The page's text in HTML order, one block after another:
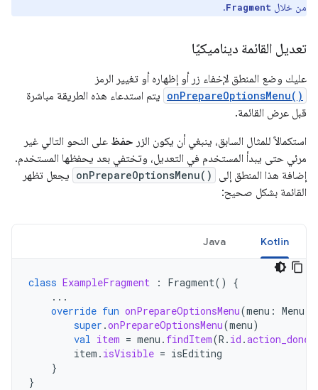
من خلال Fragment
.
تعديل القائمة ديناميكيًا
عليك وضع المنطق لإخفاء زر أو إظهاره أو تغيير الرمز
onPrepareOptionsMenu() يتم استدعاء هذه الطريقة مباشرة
قبل عرض القائمة.
استكمالاً للمثال السابق، ينبغي أن يكون الزر حفظ على النحو التالي غير
مرئي حتى يبدأ المستخدم في التعديل، وتختفي بعد يحفظها المستخدم.
إضافة هذا المنطق إلى
onPrepareOptionsMenu() يجعل تظهر
القائمة بشكل صحيح:
Kotlin
Java
class ExampleFragment : Fragment()
{
...
override fun onPrepareOptionsMenu(menu : Menu
super .onPrepareOptionsMenu(menu)
val item = menu . findItem(R . id .action_done
item . isVisible = isEditing
}
}